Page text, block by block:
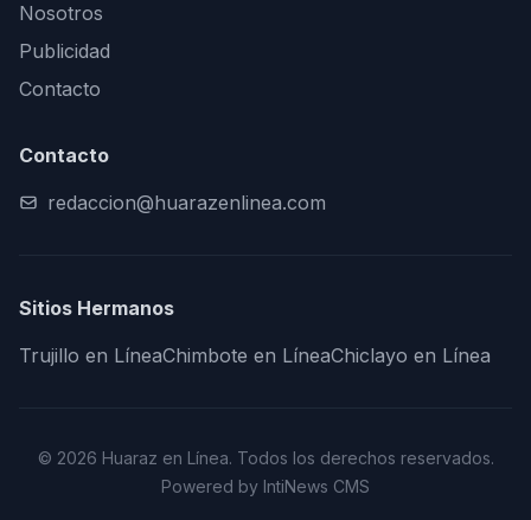
Nosotros
Publicidad
Contacto
Contacto
redaccion@huarazenlinea.com
Sitios Hermanos
Trujillo en LíneaChimbote en LíneaChiclayo en Línea
© 2026 Huaraz en Línea. Todos los derechos reservados.
Powered by IntiNews CMS